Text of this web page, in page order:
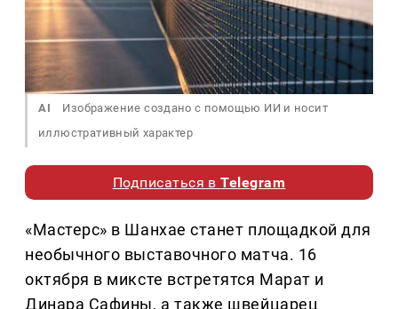
AI
Изображение создано с помощью ИИ и носит
иллюстративный характер
Подписаться вTelegram
«Мастерс» в Шанхае станет площадкой для
необычного выставочного матча. 16
октября в миксте встретятся Марат и
Динара Сафины, а также швейцарец